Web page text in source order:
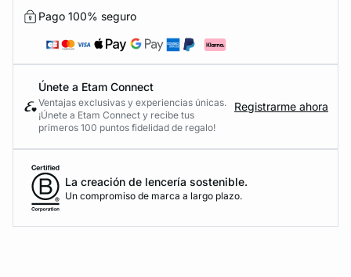
Pago 100% seguro
Únete a Etam Connect
Ventajas exclusivas y experiencias únicas.
¡Únete a Etam Connect y recibe tus
primeros 100 puntos fidelidad de regalo!
Registrarme ahora
La creación de lencería sostenible.
Un compromiso de marca a largo plazo.